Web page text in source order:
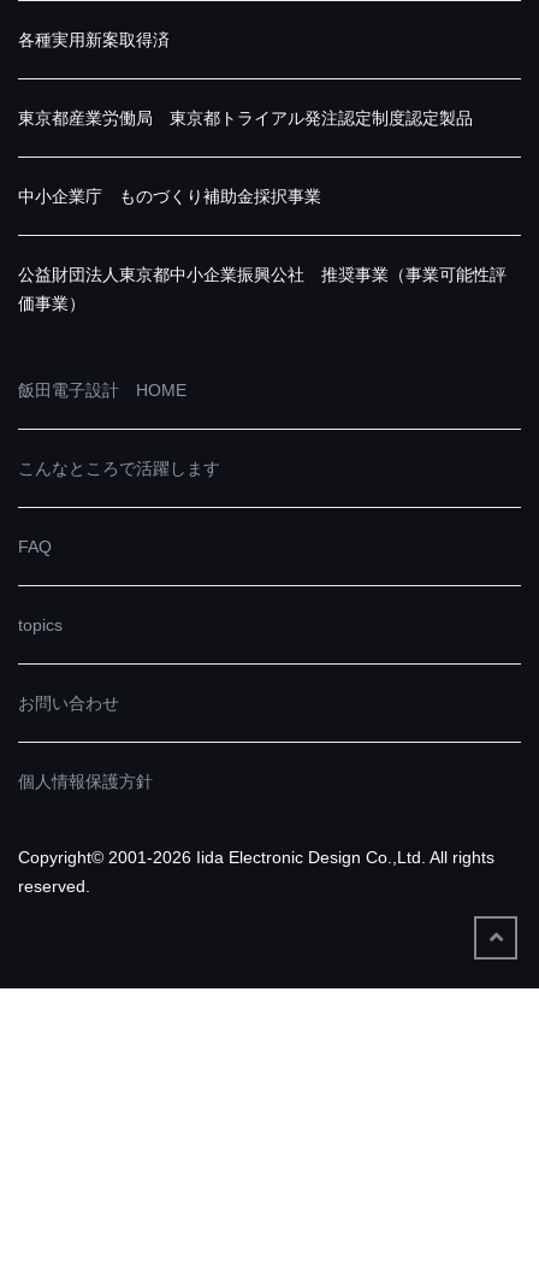
各種実用新案取得済
東京都産業労働局 東京都トライアル発注認定制度認定製品
中小企業庁 ものづくり補助金採択事業
公益財団法人東京都中小企業振興公社 推奨事業（事業可能性評
価事業）
飯田電子設計 HOME
こんなところで活躍します
FAQ
topics
お問い合わせ
個人情報保護方針
Copyright© 2001-2026 Iida Electronic Design Co.,Ltd. All rights
reserved.